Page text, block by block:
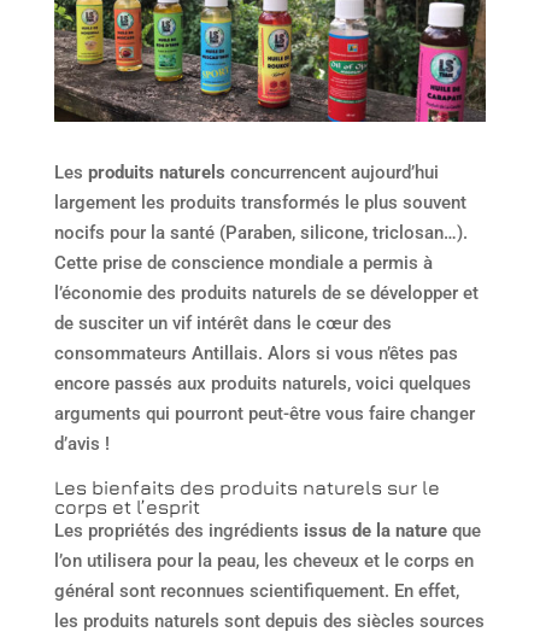
Les produits naturels concurrencent aujourd’hui
largement les produits transformés le plus souvent
nocifs pour la santé (Paraben, silicone, triclosan…).
Cette prise de conscience mondiale a permis à
l’économie des produits naturels de se développer et
de susciter un vif intérêt dans le cœur des
consommateurs Antillais. Alors si vous n’êtes pas
encore passés aux produits naturels, voici quelques
arguments qui pourront peut-être vous faire changer
d’avis !
Les bienfaits des produits naturels sur le
corps et l’esprit
Les propriétés des ingrédients issus de la natureque
l’on utilisera pour la peau, les cheveux et le corps en
général sont reconnues scientifiquement. En effet,
les produits naturels sont depuis des siècles sources